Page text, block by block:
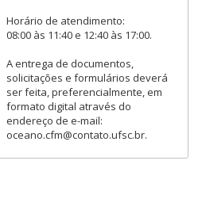
Horário de atendimento:
08:00 às 11:40 e 12:40 às 17:00.
A entrega de documentos,
solicitações e formulários deverá
ser feita, preferencialmente, em
formato digital através do
endereço de e-mail:
oceano.cfm@contato.ufsc.br.